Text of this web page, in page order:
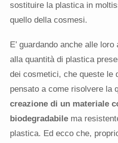
sostituire la plastica in
quello della cosmesi.
E’ guardando anche alle
alla quantità di plastica
dei cosmetici, che queste le
pensato a come risolvere la
creazione di un materiale
biodegradabile ma
plastica. Ed ecco che,